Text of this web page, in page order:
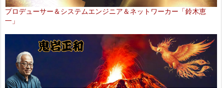
プロデューサー＆システムエンジニア＆ネットワーカー「鈴木恵
一」